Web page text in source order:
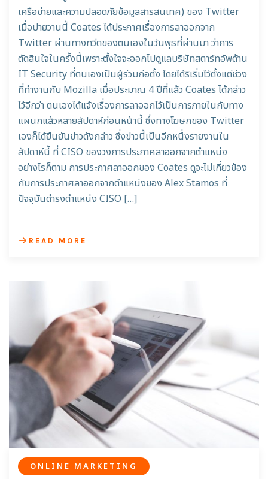
เครือข่ายและความปลอดภัยข้อมูลสารสนเทศ) ของ Twitter
เมื่อบ่ายวานนี้ Coates ได้ประกาศเรื่องการลาออกจาก
Twitter ผ่านทางทวีตของตนเองในวันพุธที่ผ่านมา ว่าการ
ตัดสินใจในครั้งนี้เพราะตั้งใจจะออกไปดูแลบริษัทสตาร์ทอัพด้าน
IT Security ที่ตนเองเป็นผู้ร่วมก่อตั้ง โดยได้ริเริ่มไว้ตั้งแต่ช่วง
ที่ทำงานกับ Mozilla เมื่อประมาณ 4 ปีที่แล้ว Coates ได้กล่าว
ไว้อีกว่า ตนเองได้แจ้งเรื่องการลาออกไว้เป็นการภายในกับทาง
แผนกแล้วหลายสัปดาห์ก่อนหน้านี้ ซึ่งทางโฆษกของ Twitter
เองก็ได้ยืนยันข่าวดังกล่าว ซึ่งข่าวนี้เป็นอีกหนึ่งรายงานใน
สัปดาห์นี้ ที่ CISO ของวงการประกาศลาออกจากตำแหน่ง
อย่างไรก็ตาม การประกาศลาออกของ Coates ดูจะไม่เกี่ยวข้อง
กับการประกาศลาออกจากตำแหน่งของ Alex Stamos ที่
ปัจจุบันดำรงตำแหน่ง CISO […]
READ MORE
ONLINE MARKETING